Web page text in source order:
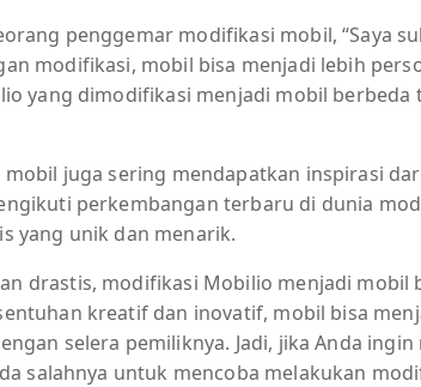
penggemar modifikasi mobil, “Saya
modifikasi, mobil bisa menjadi lebih
yang dimodifikasi menjadi mobil
juga sering mendapatkan inspirasi
perkembangan terbaru di dunia
yang unik dan menarik.
drastis, modifikasi Mobilio menjadi mobil
kreatif dan inovatif, mobil bisa
selera pemiliknya. Jadi, jika Anda
salahnya untuk mencoba melakukan